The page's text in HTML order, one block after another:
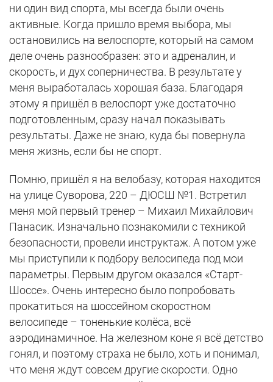
ни один вид спорта, мы всегда были очень
активные. Когда пришло время выбора, мы
остановились на велоспорте, который на самом
деле очень разнообразен: это и адреналин, и
скорость, и дух соперничества. В результате у
меня выработалась хорошая база. Благодаря
этому я пришёл в велоспорт уже достаточно
подготовленным, сразу начал показывать
результаты. Даже не знаю, куда бы повернула
меня жизнь, если бы не спорт.
Помню, пришёл я на велобазу, которая находится
на улице Суворова, 220 – ДЮСШ №1. Встретил
меня мой первый тренер – Михаил Михайлович
Панасик. Изначально познакомили с техникой
безопасности, провели инструктаж. А потом уже
мы приступили к подбору велосипеда под мои
параметры. Первым другом оказался «Старт-
Шоссе». Очень интересно было попробовать
прокатиться на шоссейном скоростном
велосипеде – тоненькие колёса, всё
аэродинамичное. На железном коне я всё детство
гонял, и поэтому страха не было, хоть и понимал,
что меня ждут совсем другие скорости. Одно